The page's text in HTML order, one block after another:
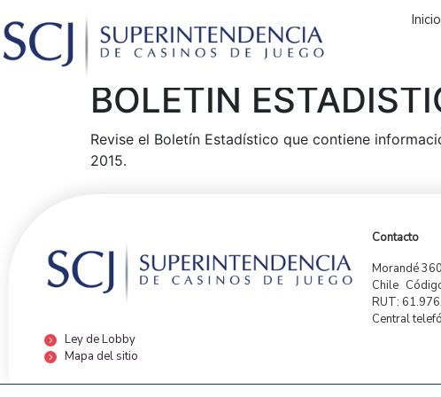
Inicio
BOLETÍN
Revise el Boletín Estadístico que contiene
2015.
Ley de Lobby
Mapa del sitio
Contacto
Morandé
Chile
RUT:
Central